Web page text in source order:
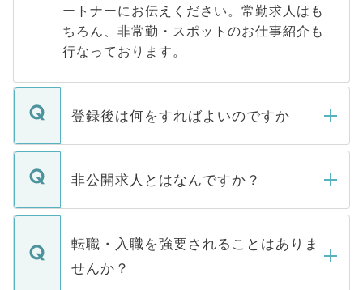
ートナーにお伝えください。常勤求人はも
ちろん、非常勤・スポットのお仕事紹介も
行なっております。
登録後は何をすればよいのですか
ご登録いただきましたら、弊社担当者がご
登録内容を確認し、その後メールもしくは
ます。通常、5営業日以内にはご連絡をせて
いただきますので、しばらくお待ちくださ
非公開求人とはなんですか？
マイナビDOCTORで取り扱っている求人の
うち約3割は、Webサイトからご覧いただ
けない「非公開求人」です。非公開求人は
下記の理由によって、一般には公開してい
転職・入職を強要されることはありま
せんか？